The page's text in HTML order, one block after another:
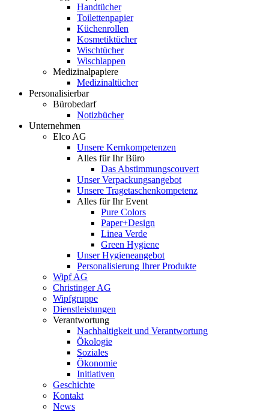
Handtücher
Toilettenpapier
Küchenrollen
Kosmetiktücher
Wischtücher
Wischlappen
Medizinalpapiere
Medizinaltücher
Personalisierbar
Bürobedarf
Notizbücher
Unternehmen
Elco AG
Unsere Kernkompetenzen
Alles für Ihr Büro
Das Abstimmungscouvert
Unser Verpackungsangebot
Unsere Tragetaschenkompetenz
Alles für Ihr Event
Pure Colors
Paper+Design
Linea Verde
Green Hygiene
Unser Hygieneangebot
Personalisierung Ihrer Produkte
Wipf AG
Christinger AG
Wipfgruppe
Dienstleistungen
Verantwortung
Nachhaltigkeit und Verantwortung
Ökologie
Soziales
Ökonomie
Initiativen
Geschichte
Kontakt
News